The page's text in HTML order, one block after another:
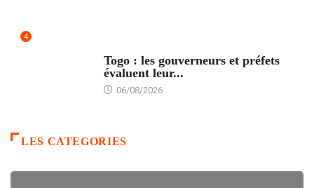
4
Togo : les gouverneurs et préfets
évaluent leur...
06/08/2026
LES CATEGORIES